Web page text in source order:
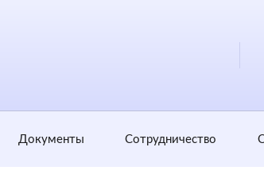
Документы Сотрудничество